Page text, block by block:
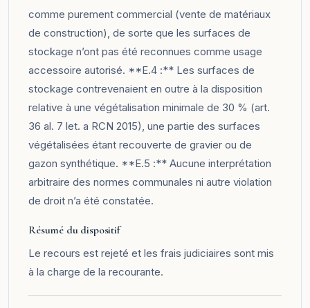
comme purement commercial (vente de matériaux
de construction), de sorte que les surfaces de
stockage n’ont pas été reconnues comme usage
accessoire autorisé. **E.4 :** Les surfaces de
stockage contrevenaient en outre à la disposition
relative à une végétalisation minimale de 30 % (art.
36 al. 7 let. a RCN 2015), une partie des surfaces
végétalisées étant recouverte de gravier ou de
gazon synthétique. **E.5 :** Aucune interprétation
arbitraire des normes communales ni autre violation
de droit n’a été constatée.
Résumé du dispositif
Le recours est rejeté et les frais judiciaires sont mis
à la charge de la recourante.